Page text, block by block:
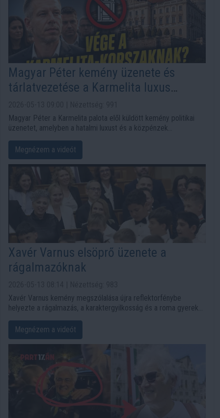
Magyar Péter kemény üzenete és
tárlatvezetése a Karmelita luxus
Magyar Péter a Karmelita palota elől küldött kemény politikai
üzenetet, amelyben a hatalmi luxust és a közpénzek
beszéd szerint miközben milliók élnek létminimum alatt, az
Orbán-kormány éveken át milliárdokat költött saját kényelmére.
Megnézem a videót
Xavér Varnus elsöprő üzenete a
rágalmazóknak
Xavér Varnus kemény megszólalása újra reflektorfénybe
helyezte a rágalmazás, a karaktergyilkosság és a roma gyerekek
nem pártpolitikai vita, hanem az emberség és a közéleti
felelősség próbája. A történetben Mága Zoltán, Magyar Péter,
Mehringer Marci és a 100 Tagú Cigányzenekar reakciója is
fontos jelzéssé vált.
Megnézem a videót